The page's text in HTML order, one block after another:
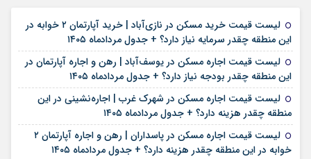
لیست قیمت خرید مسکن در نازی‌آباد | خرید آپارتمان ۲ خوابه در
این منطقه چقدر سرمایه نیاز دارد؟ + جدول مردادماه ۱۴۰۵
لیست قیمت اجاره مسکن در یوسف‌آباد | رهن و اجاره آپارتمان در
این منطقه چقدر بودجه نیاز دارد؟ + جدول مردادماه ۱۴۰۵
لیست قیمت اجاره مسکن در شهرک غرب | اجاره‌نشینی در این
منطقه چقدر هزینه دارد؟ + جدول مردادماه ۱۴۰۵
لیست قیمت اجاره مسکن در پاسداران | رهن و اجاره آپارتمان ۲
خوابه در این منطقه چقدر هزینه دارد؟ + جدول مردادماه ۱۴۰۵